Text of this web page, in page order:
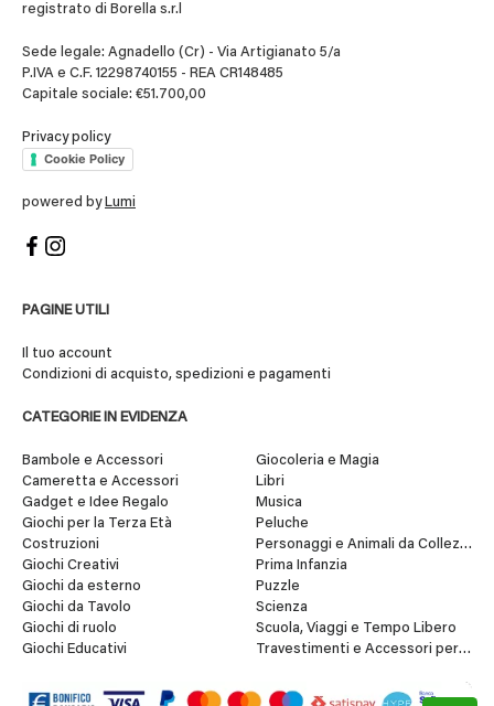
registrato di Borella s.r.l
Sede legale: Agnadello (Cr) - Via Artigianato 5/a
P.IVA e C.F. 12298740155 - REA CR148485
Capitale sociale: €51.700,00
Privacy policy
Cookie Policy
powered by Lumi
PAGINE UTILI
Il tuo account
Condizioni di acquisto, spedizioni e pagamenti
CATEGORIE IN EVIDENZA
Bambole e Accessori
Cameretta e Accessori
Gadget e Idee Regalo
Giochi per la Terza Età
Costruzioni
Giochi Creativi
Giochi da esterno
Giochi da Tavolo
Giochi di ruolo
Giochi Educativi
Giocoleria e Magia
Libri
Musica
Peluche
Personaggi e Animali da Collezione
Prima Infanzia
Puzzle
Scienza
Scuola, Viaggi e Tempo Libero
Travestimenti e Accessori per